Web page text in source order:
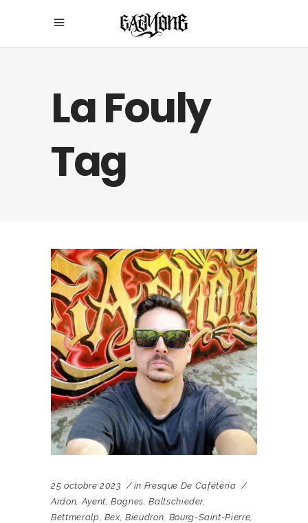
La Fouly
Tag
25 octobre 2023 in Fresque De Cafétéria
Ardon,Ayent,Bagnes,Baltschieder,
Bettmeralp, Bex,Bieudron, Bourg-Saint-Pierre,